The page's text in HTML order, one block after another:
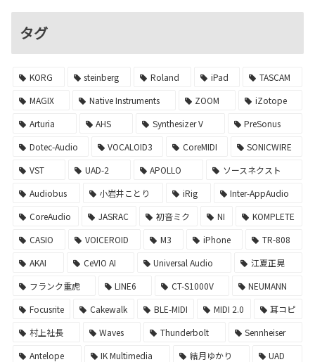
タグ
KORG steinberg Roland iPad
TASCAM
MAGIX
Native Instruments ZOOM
iZotope
Arturia
AHS Synthesizer V
PreSonus
Dotec-Audio
VOCALOID3 CoreMIDI
SONICWIRE
VST
UAD-2 APOLLO
ソースネクスト
Audiobus
小岩井ことり iRig
Inter-AppAudio
CoreAudio
JASRAC 初音ミク NI
KOMPLETE
CASIO
VOICEROID M3 iPhone
TR-808
AKAI
CeVIO AI Universal Audio
江夏正晃
フランク重虎
LINE6 CT-S1000V
NEUMANN
Focusrite
Cakewalk BLE-MIDI MIDI 2.0
耳コピ
村上社長
Waves Thunderbolt
Sennheiser
Antelope
IK Multimedia 結月ゆかり
UAD